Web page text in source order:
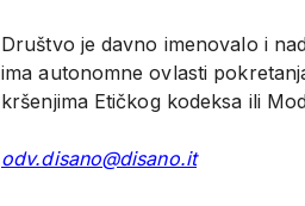
Društvo je davno imenovalo i
ima autonomne ovlasti
kršenjima Etičkog kodeksa ili
odv.disano@disano.it